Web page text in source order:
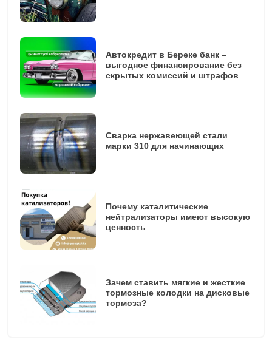
Автокредит в Береке банк –
выгодное финансирование без
скрытых комиссий и штрафов
Сварка нержавеющей стали
марки 310 для начинающих
Почему каталитические
нейтрализаторы имеют высокую
ценность
Зачем ставить мягкие и жесткие
тормозные колодки на дисковые
тормоза?